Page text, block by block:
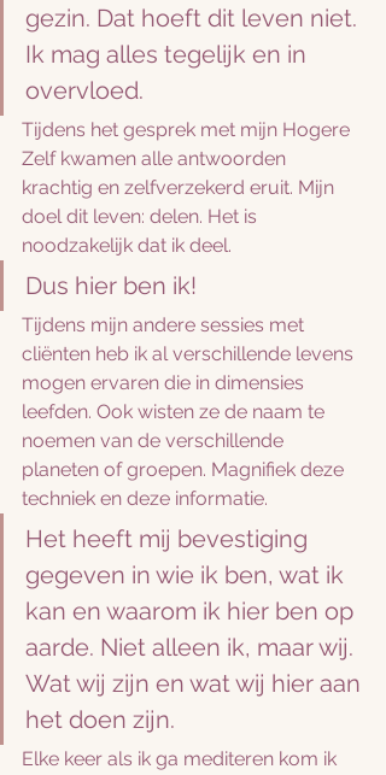
gezin. Dat hoeft dit leven niet.
Ik mag alles tegelijk en in
overvloed.
Tijdens het gesprek met mijn Hogere
Zelf kwamen alle antwoorden
krachtig en zelfverzekerd eruit. Mijn
doel dit leven: delen. Het is
noodzakelijk dat ik deel.
Dus hier ben ik!
Tijdens mijn andere sessies met
cliënten heb ik al verschillende levens
mogen ervaren die in dimensies
leefden. Ook wisten ze de naam te
noemen van de verschillende
planeten of groepen. Magnifiek deze
techniek en deze informatie.
Het heeft mij bevestiging
gegeven in wie ik ben, wat ik
kan en waarom ik hier ben op
aarde. Niet alleen ik, maar wij.
Wat wij zijn en wat wij hier aan
het doen zijn.
Elke keer als ik ga mediteren kom ik